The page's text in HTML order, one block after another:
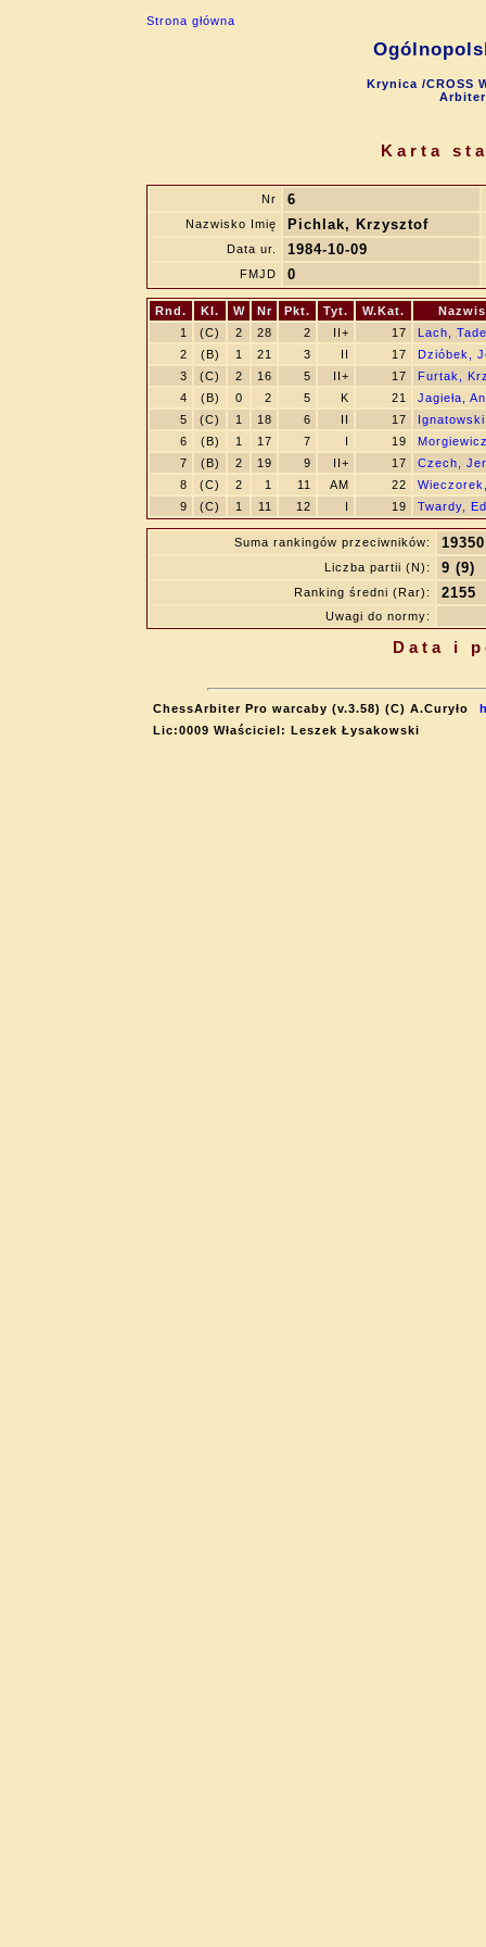
Strona główna
Krynica /CROSS
Karta
Nr 6
Nazwisko Imię Pichlak, Krzysztof
Data ur. 1984-10-09
FMJD 0
Rnd. Kl. W Nr Pkt. Tyt. W.Kat.
1
(C) 2 28 2 II+ 17
Lach,
2
(B) 1 21 3 II 17
Dzióbek,
3
(C) 2 16 5 II+ 17
Furtak,
4
(B) 0 2 5 K 21
Jagieła,
5
(C) 1 18 6 II 17
6
(B) 1 17 7 I 19
7
(B) 2 19 9 II+ 17
Czech,
8
(C) 2 1 11 AM 22
9
(C) 1 11 12 I 19 Twardy,
Suma rankingów przeciwników: 19350
Liczba partii (N): 9 (9)
Ranking średni (Rar): 2155
Uwagi do normy:
Data i
ChessArbiter Pro warcaby (v.3.58) (C) A.Curyło
Lic:0009 Właściciel: Leszek Łysakowski